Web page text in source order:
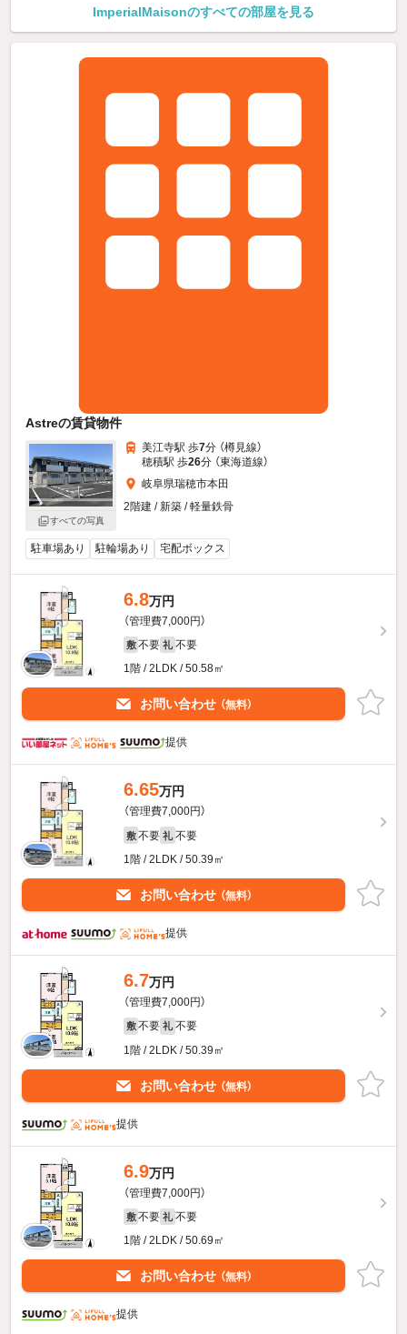
ImperialMaisonのすべての部屋を見る
Astreの賃貸物件
すべての写真
美江寺駅 歩7分 （樽見線）
穂積駅 歩26分 （東海道線）
岐阜県瑞穂市本田
2階建 / 新築 / 軽量鉄骨
駐車場あり 駐輪場あり 宅配ボックス
6.8万円
（管理費7,000円）
敷 不要 礼 不要
1階 / 2LDK / 50.58㎡
お問い合わせ （無料）
提供
6.65万円
（管理費7,000円）
敷 不要 礼 不要
1階 / 2LDK / 50.39㎡
お問い合わせ （無料）
提供
6.7万円
（管理費7,000円）
敷 不要 礼 不要
1階 / 2LDK / 50.39㎡
お問い合わせ （無料）
提供
6.9万円
（管理費7,000円）
敷 不要 礼 不要
1階 / 2LDK / 50.69㎡
お問い合わせ （無料）
提供